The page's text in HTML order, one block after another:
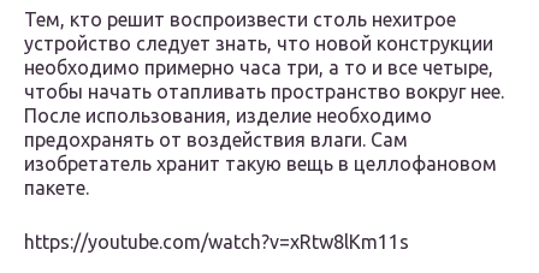
Тем, кто решит воспроизвести столь нехитрое
устройство следует знать, что новой конструкции
необходимо примерно часа три, а то и все четыре,
чтобы начать отапливать пространство вокруг нее.
После использования, изделие необходимо
предохранять от воздействия влаги. Сам
изобретатель хранит такую вещь в целлофановом
пакете.
https://youtube.com/watch?v=xRtw8lKm11s